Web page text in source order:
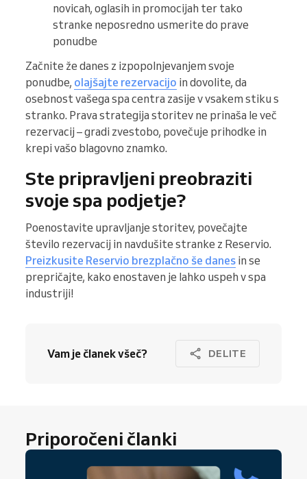
novicah, oglasih in promocijah ter tako
stranke neposredno usmerite do prave
ponudbe
Začnite že danes z izpopolnjevanjem svoje
ponudbe, olajšajte rezervacijo in dovolite, da
osebnost vašega spa centra zasije v vsakem stiku s
stranko. Prava strategija storitev ne prinaša le več
rezervacij – gradi zvestobo, povečuje prihodke in
krepi vašo blagovno znamko.
Ste pripravljeni preobraziti
svoje spa podjetje?
Poenostavite upravljanje storitev, povečajte
število rezervacij in navdušite stranke z Reservio.
Preizkusite Reservio brezplačno še danes in se
prepričajte, kako enostaven je lahko uspeh v spa
industriji!
Vam je članek všeč? DELITE
Priporočeni članki